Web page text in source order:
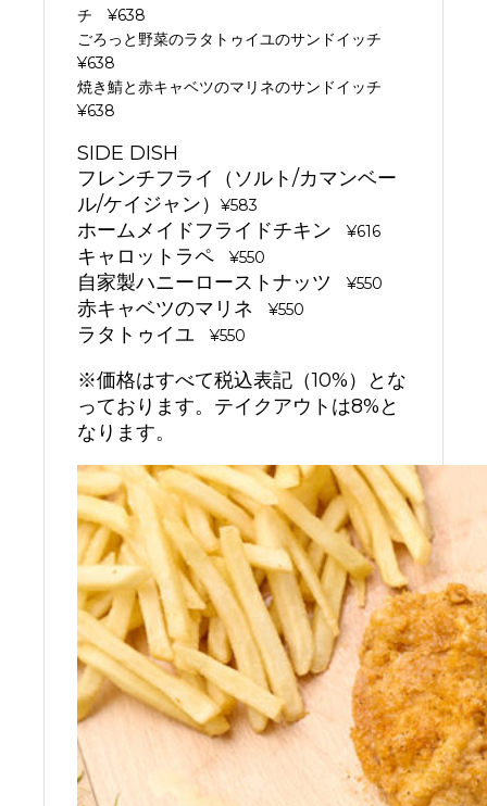
チ ¥638
ごろっと野菜のラタトゥイユのサンドイッチ
¥638
焼き鯖と赤キャベツのマリネのサンドイッチ
¥638
SIDE DISH
フレンチフライ（ソルト/カマンベー
ル/ケイジャン）¥583
ホームメイドフライドチキン ¥616
キャロットラペ ¥550
自家製ハニーローストナッツ ¥550
赤キャベツのマリネ ¥550
ラタトゥイユ ¥550
※価格はすべて税込表記（10%）とな
っております。テイクアウトは8%と
なります。